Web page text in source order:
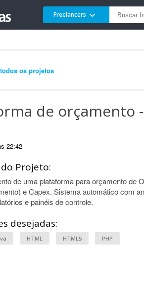
Freelancers
os projetos
de orçamento
22:42
Projeto:
de uma plataforma para orçamento de
e Capex. Sistema automático com
e painéis de controle.
desejadas:
HTML HTML5 PHP